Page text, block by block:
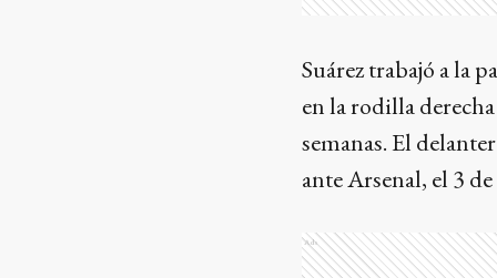
Suárez trabajó a la
en la rodilla
semanas. El
ante Arsenal, el 3
Ads